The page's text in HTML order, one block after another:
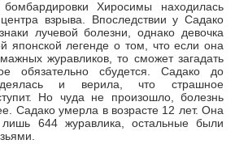
Хиросимы находилась
взрыва. Впоследствии у Садако
лучевой болезни, однако девочка
японской легенде о том, что если она
журавликов, то сможет загадать
обязательно сбудется. Садако до
и верила, что страшное
Но чуда не произошло, болезнь
Садако умерла в возрасте 12 лет. Она
лишь 644 журавлика, остальные были